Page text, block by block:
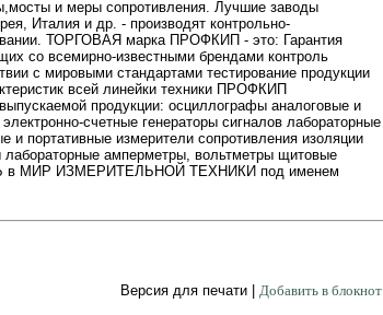
и меры сопротивления. Лучшие заводы
Италия и др. - производят контрольно-
ТОРГОВАЯ марка ПРОФКИП - это: Гарантия
со всемирно-известными брендами контроль
с мировыми стандартами тестирование продукции
всей линейки техники ПРОФКИП
продукции: осциллографы аналоговые и
счетные генераторы сигналов лабораторные
и портативные измерители сопротивления изоляции
амперметры, вольтметры щитовые
в МИР ИЗМЕРИТЕЛЬНОЙ ТЕХНИКИ под именем
Версия для печати | Добавить в блокнот